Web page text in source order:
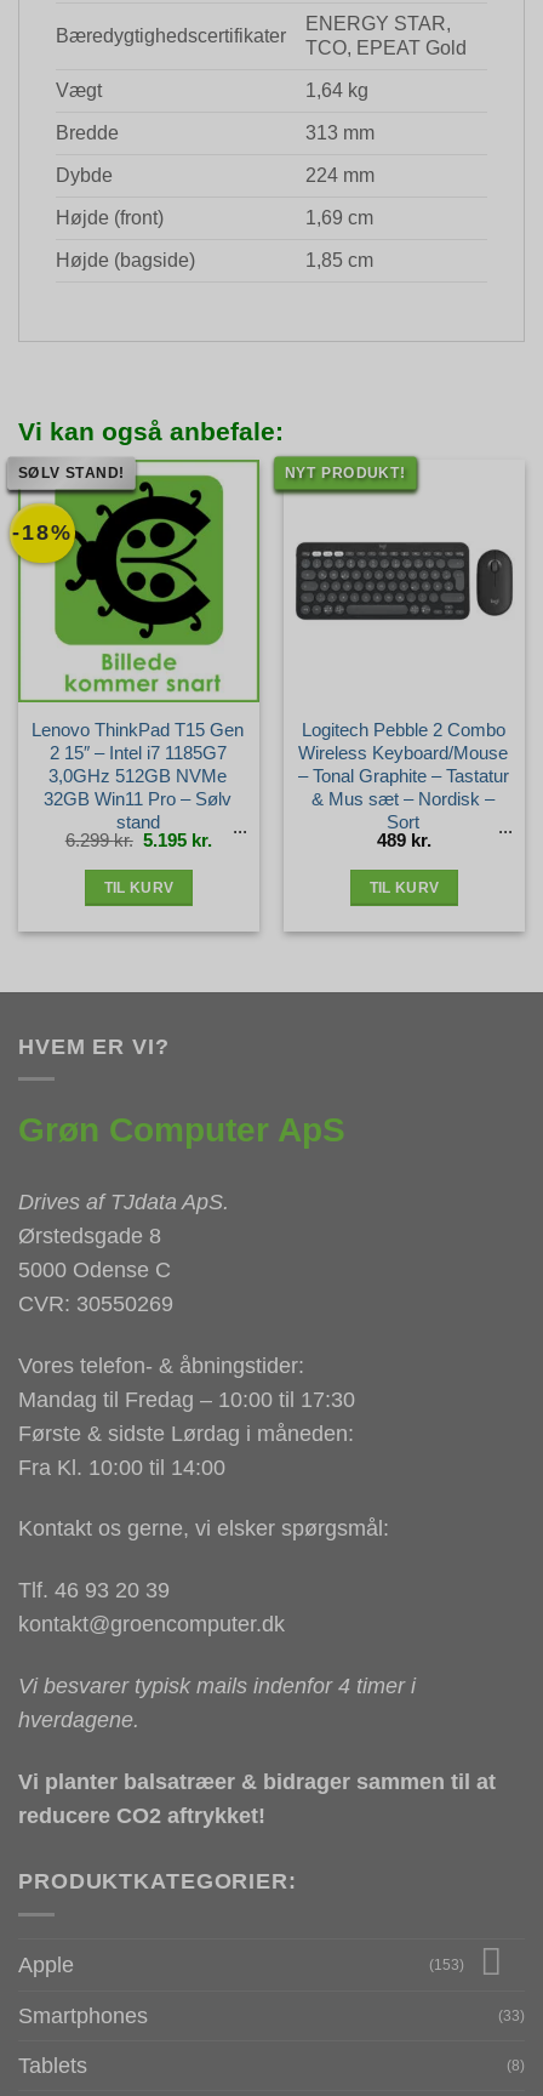
Bæredygtighedscertifikater
ENERGY STAR,
TCO, EPEAT Gold
Vægt 1,64 kg
Bredde 313 mm
Dybde 224 mm
Højde (front) 1,69 cm
Højde (bagside) 1,85 cm
Vi kan også anbefale:
-18%
SØLV STAND!
Lenovo ThinkPad T15 Gen
2 15″ – Intel i7 1185G7
3,0GHz 512GB NVMe
32GB Win11 Pro – Sølv
stand
6.299kr. Den
oprindelige
pris
5.195 kr. Den
aktuelle
pris
TIL KURV
NYT PRODUKT!
Logitech Pebble 2 Combo
Wireless Keyboard/Mouse
– Tonal Graphite – Tastatur
& Mus sæt – Nordisk –
Sort
489 kr.
TIL KURV
HVEM ER VI?
Grøn Computer ApS
Drives af TJdata ApS.
Ørstedsgade 8
5000 Odense C
CVR: 30550269
Vores telefon- & åbningstider:
Mandag til Fredag – 10:00 til 17:30
Første & sidste Lørdag i måneden:
Fra Kl. 10:00 til 14:00
Kontakt os gerne, vi elsker spørgsmål:
Tlf. 46 93 20 39
kontakt@groencomputer.dk
Vi besvarer typisk mails indenfor 4 timer i
hverdagene.
Vi planter balsatræer & bidrager sammen til at
reducere CO2 aftrykket!
PRODUKTKATEGORIER:
Apple (153)
Smartphones (33)
Tablets (8)